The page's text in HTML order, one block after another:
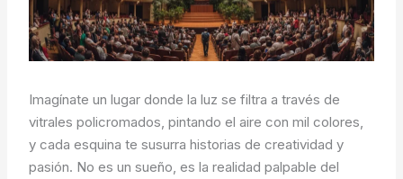
Imagínate un lugar donde la luz se filtra a través de
vitrales policromados, pintando el aire con mil colores,
y cada esquina te susurra historias de creatividad y
pasión. No es un sueño, es la realidad palpable del